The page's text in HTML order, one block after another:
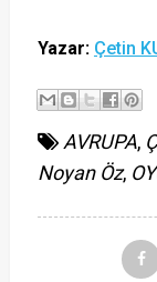
Yazar: Çetin
AVRUPA,
Noyan Öz,